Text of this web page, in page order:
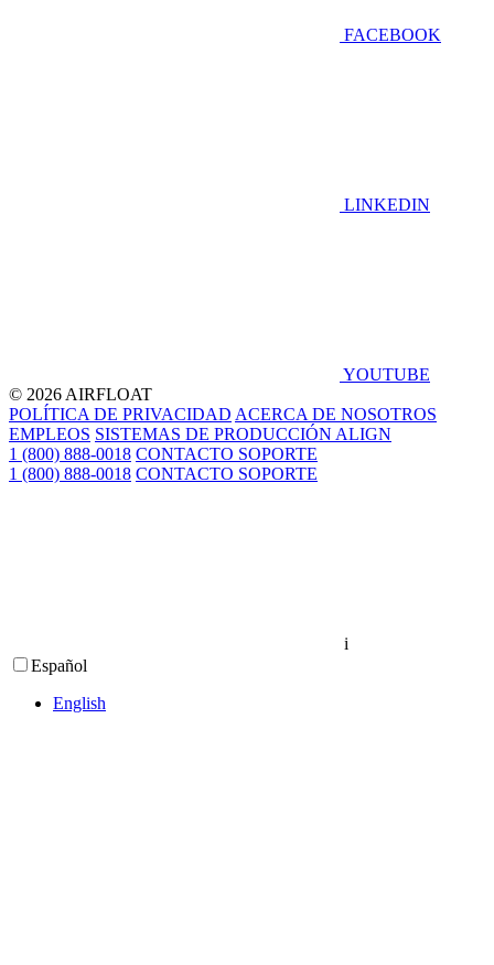
FACEBOOK
LINKEDIN
YOUTUBE
© 2026 AIRFLOAT
POLÍTICA DE PRIVACIDAD ACERCA DE NOSOTROS
EMPLEOS SISTEMAS DE PRODUCCIÓN ALIGN
1 (800) 888-0018 CONTACTO SOPORTE
1 (800) 888-0018 CONTACTO SOPORTE
i
Español
English